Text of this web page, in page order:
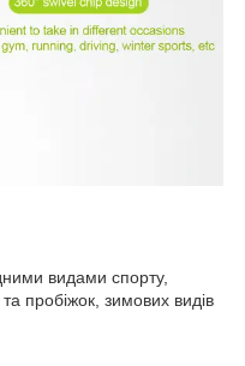
видами спорту,
пробіжок, зимових видів